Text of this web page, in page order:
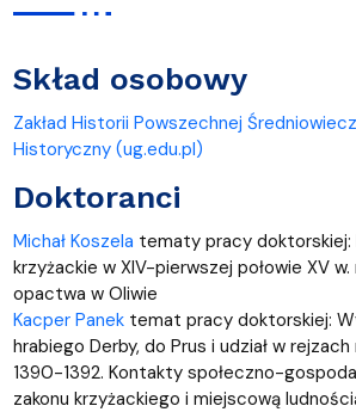
Skład osobowy
Zakład Historii Powszechnej
Historyczny (ug.edu.pl)
Doktoranci
Michał Koszela tematy pracy
krzyżackie w XIV-pierwszej połowie XV w.
opactwa w Oliwie
Kacper Panektemat pracy doktorskiej:
hrabiego Derby, do Prus i udział w
1390-1392. Kontakty społeczno-
zakonu krzyżackiego i miejscową